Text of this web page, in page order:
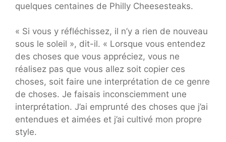
quelques centaines de Philly Cheesesteaks.
« Si vous y réfléchissez, il n’y a rien de nouveau
sous le soleil », dit-il. « Lorsque vous entendez
des choses que vous appréciez, vous ne
réalisez pas que vous allez soit copier ces
choses, soit faire une interprétation de ce genre
de choses. Je faisais inconsciemment une
interprétation. J’ai emprunté des choses que j’ai
entendues et aimées et j’ai cultivé mon propre
style.